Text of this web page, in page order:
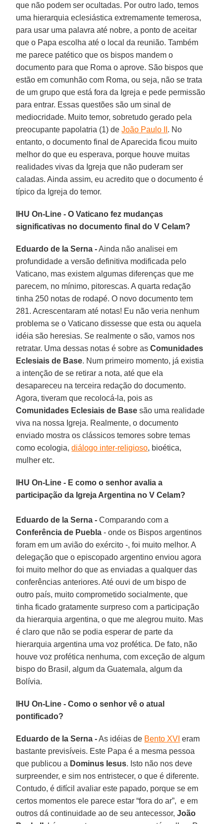
que não podem ser ocultadas. Por outro lado, temos
uma hierarquia eclesiástica extremamente temerosa,
para usar uma palavra até nobre, a ponto de aceitar
que o Papa escolha até o local da reunião. Também
me parece patético que os bispos mandem o
documento para que Roma o aprove. São bispos que
estão em comunhão com Roma, ou seja, não se trata
de um grupo que está fora da Igreja e pede permissão
para entrar. Essas questões são um sinal de
mediocridade. Muito temor, sobretudo gerado pela
preocupante papolatria (1) deJoão Paulo II . No
entanto, o documento final de Aparecida ficou muito
melhor do que eu esperava, porque houve muitas
realidades vivas da Igreja que não puderam ser
caladas. Ainda assim, eu acredito que o documento é
típico da Igreja do temor.
IHU On-Line - O Vaticano fez mudanças
significativas no documento final do V Celam?
Eduardo de la Serna -Ainda não analisei em
profundidade a versão definitiva modificada pelo
Vaticano, mas existem algumas diferenças que me
parecem, no mínimo, pitorescas. A quarta redação
tinha 250 notas de rodapé. O novo documento tem
281. Acrescentaram até notas! Eu não veria nenhum
problema se o Vaticano dissesse que esta ou aquela
idéia são heresias. Se realmente o são, vamos nos
retratar. Uma dessas notas é sobre asComunidades
Eclesiais de Base. Num primeiro momento, já existia
a intenção de se retirar a nota, até que ela
desapareceu na terceira redação do documento.
Agora, tiveram que recolocá-la, pois as
Comunidades Eclesiais de Base são uma realidade
viva na nossa Igreja. Realmente, o documento
enviado mostra os clássicos temores sobre temas
como ecologia,diálogo inter-religioso, bioética,
mulher etc.
IHU On-Line - E como o senhor avalia a
participação da Igreja Argentina no V Celam?
Eduardo de la Serna - Comparando com a
Conferência de Puebla - onde os Bispos argentinos
foram em um avião do exército -, foi muito melhor. A
delegação que o episcopado argentino enviou agora
foi muito melhor do que as enviadas a qualquer das
conferências anteriores. Até ouvi de um bispo de
outro país, muito comprometido socialmente, que
tinha ficado gratamente surpreso com a participação
da hierarquia argentina, o que me alegrou muito. Mas
é claro que não se podia esperar de parte da
hierarquia argentina uma voz profética. De fato, não
houve voz profética nenhuma, com exceção de algum
bispo do Brasil, algum da Guatemala, algum da
Bolívia.
IHU On-Line - Como o senhor vê o atual
pontificado?
Eduardo de la Serna -As idéias de Bento XVI eram
bastante previsíveis. Este Papa é a mesma pessoa
que publicou a Dominus Iesus. Isto não nos deve
surpreender, e sim nos entristecer, o que é diferente.
Contudo, é difícil avaliar este papado, porque se em
certos momentos ele parece estar “fora do ar”, e em
outros dá continuidade ao de seu antecessor,João